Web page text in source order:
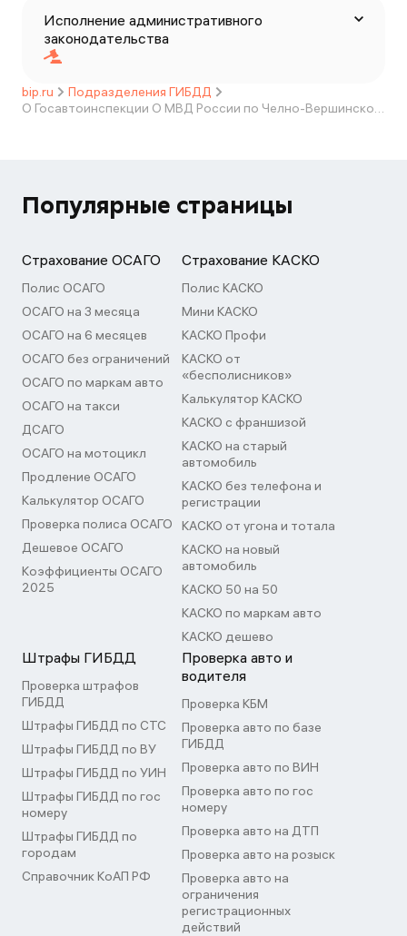
Исполнение административного
законодательства
bip.ru
Подразделения ГИБДД
О Госавтоинспекции О МВД России по Челно-Вершинскому району
Популярные страницы
Страхование ОСАГО
Полис ОСАГО
ОСАГО на 3 месяца
ОСАГО на 6 месяцев
ОСАГО без ограничений
ОСАГО по маркам авто
ОСАГО на такси
ДСАГО
ОСАГО на мотоцикл
Продление ОСАГО
Калькулятор ОСАГО
Проверка полиса ОСАГО
Дешевое ОСАГО
Коэффициенты ОСАГО
2025
Страхование КАСКО
Полис КАСКО
Мини КАСКО
КАСКО Профи
КАСКО от
«бесполисников»
Калькулятор КАСКО
КАСКО с франшизой
КАСКО на старый
автомобиль
КАСКО без телефона и
регистрации
КАСКО от угона и тотала
КАСКО на новый
автомобиль
КАСКО 50 на 50
КАСКО по маркам авто
КАСКО дешево
Штрафы ГИБДД
Проверка штрафов
ГИБДД
Штрафы ГИБДД по СТС
Штрафы ГИБДД по ВУ
Штрафы ГИБДД по УИН
Штрафы ГИБДД по гос
номеру
Штрафы ГИБДД по
городам
Справочник КоАП РФ
Проверка авто и
водителя
Проверка КБМ
Проверка авто по базе
ГИБДД
Проверка авто по ВИН
Проверка авто по гос
номеру
Проверка авто на ДТП
Проверка авто на розыск
Проверка авто на
ограничения
регистрационных
действий